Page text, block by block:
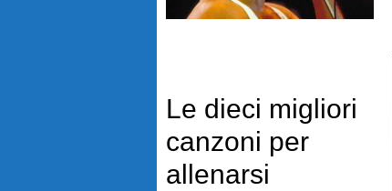
Le dieci migliori
canzoni per
allenarsi